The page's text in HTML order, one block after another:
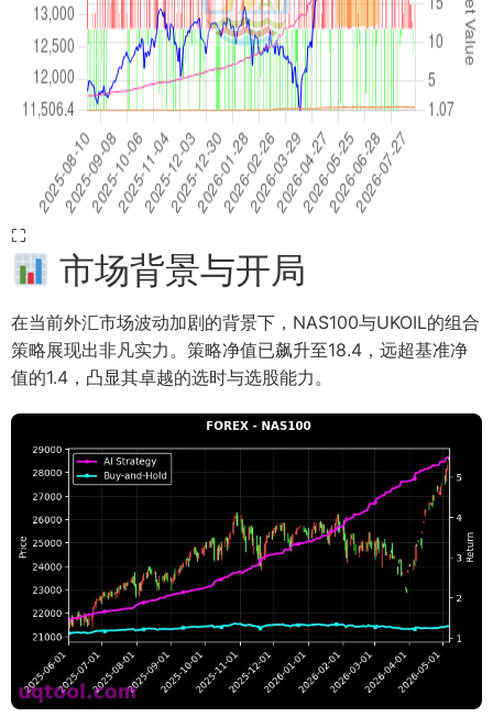
⛶
市场背景与开局
在当前外汇市场波动加剧的背景下，NAS100与UKOIL的组合
策略展现出非凡实力。策略净值已飙升至18.4，远超基准净
值的1.4，凸显其卓越的选时与选股能力。